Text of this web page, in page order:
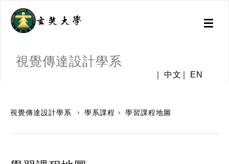
Toggle
視覺傳達設計學系
中文 EN
視覺傳達設計學系 學系課程 學習課程地圖